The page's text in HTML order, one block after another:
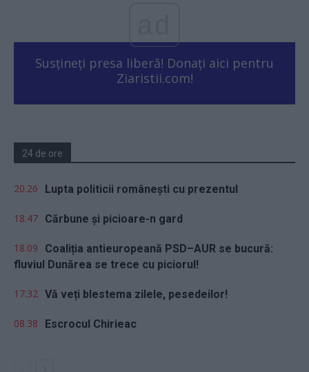
Susțineți presa liberă! Donați aici pentru
Ziaristii.com!
24 de ore
20.26 Lupta politicii românești cu prezentul
18.47 Cărbune și picioare-n gard
18.09
Coaliția antieuropeană PSD–AUR se bucură:
fluviul Dunărea se trece cu piciorul!
17.32 Vă veți blestema zilele, pesedeilor!
08.38 Escrocul Chirieac